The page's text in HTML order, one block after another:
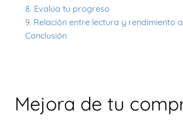
8. Evalúa tu progreso
9. Relación entre lectura y rendimiento
Conclusión
Mejora de tu